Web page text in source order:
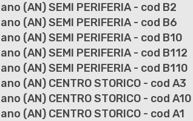
(AN) SEMI PERIFERIA - cod B2
(AN) SEMI PERIFERIA - cod B6
(AN) SEMI PERIFERIA - cod B10
(AN) SEMI PERIFERIA - cod B112
(AN) SEMI PERIFERIA - cod B110
(AN) CENTRO STORICO - cod A3
(AN) CENTRO STORICO - cod A10
(AN) CENTRO STORICO - cod A1